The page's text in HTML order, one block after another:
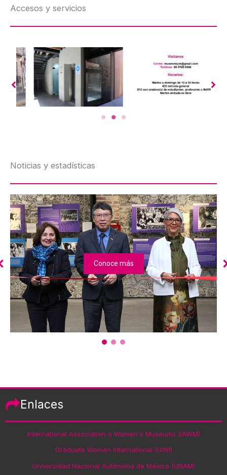
Accesos y servicios
Noticias y estadísticas
Conoce más
Enlaces
International Association o Women´s Museums (IAWM)
Graduate Women International (GWI)
Universidad Nacional Autónoma de México (UNAM)